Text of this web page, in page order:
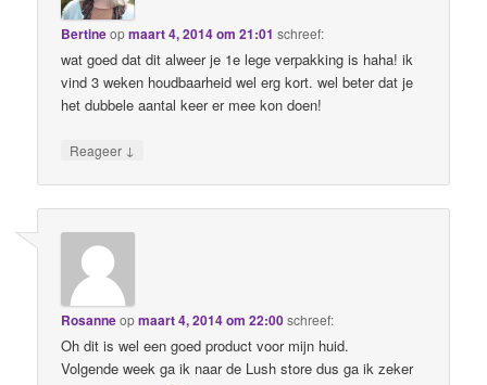
Bertineopmaart 4, 2014 om 21:01 schreef:
wat goed dat dit alweer je 1e lege verpakking is haha! ik
vind 3 weken houdbaarheid wel erg kort. wel beter dat je
het dubbele aantal keer er mee kon doen!
Reageer ↓
Rosanneopmaart 4, 2014 om 22:00schreef:
Oh dit is wel een goed product voor mijn huid.
Volgende week ga ik naar de Lush store dus ga ik zeker